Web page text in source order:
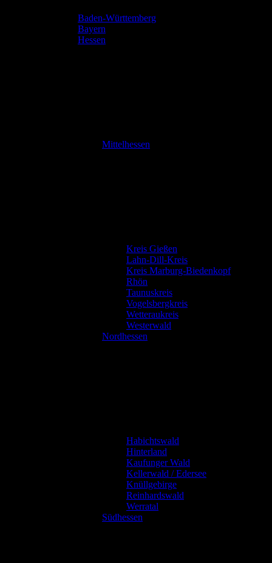
Baden-Württemberg
Bayern
Hessen
Mittelhessen
Kreis Gießen
Lahn-Dill-Kreis
Kreis Marburg-Biedenkopf
Rhön
Taunuskreis
Vogelsbergkreis
Wetteraukreis
Westerwald
Nordhessen
Habichtswald
Hinterland
Kaufunger Wald
Kellerwald / Edersee
Knüllgebirge
Reinhardswald
Werratal
Südhessen